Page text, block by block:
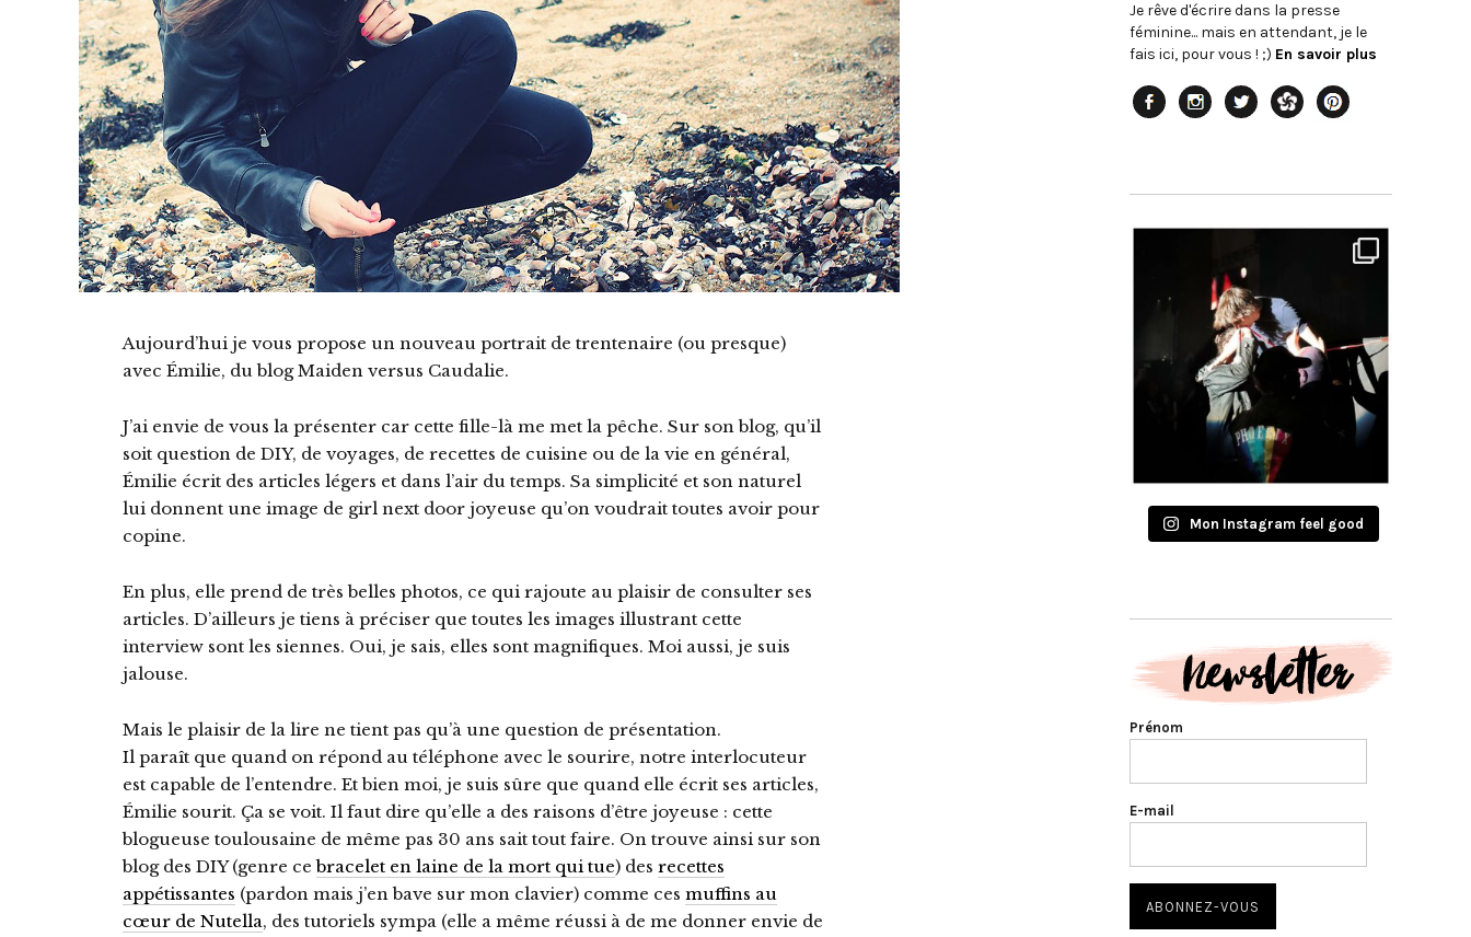
Aujourd’hui je vous propose un nouveau portrait de trentenaire (ou presque)
avec Émilie, du blog Maiden versus Caudalie.
J’ai envie de vous la présenter car cette fille-là me met la pêche. Sur son blog, qu’il
soit question de DIY, de voyages, de recettes de cuisine ou de la vie en général,
Émilie écrit des articles légers et dans l’air du temps. Sa simplicité et son naturel
lui donnent une image de girl next door joyeuse qu’on voudrait toutes avoir pour
copine.
En plus, elle prend de très belles photos, ce qui rajoute au plaisir de consulter ses
articles. D’ailleurs je tiens à préciser que toutes les images illustrant cette
interview sont les siennes. Oui, je sais, elles sont magnifiques. Moi aussi, je suis
jalouse.
Mais le plaisir de la lire ne tient pas qu’à une question de présentation.
Il paraît que quand on répond au téléphone avec le sourire, notre interlocuteur
est capable de l’entendre. Et bien moi, je suis sûre que quand elle écrit ses articles,
Émilie sourit. Ça se voit. Il faut dire qu’elle a des raisons d’être joyeuse : cette
blogueuse toulousaine de même pas 30 ans sait tout faire. On trouve ainsi sur son
blog des DIY (genre cebracelet en laine de la mort qui tue) des recettes
appétissantes (pardon mais j’en bave sur mon clavier) comme ces muffins au
cœur de Nutella, des tutoriels sympa (elle a même réussi à de me donner envie de
Je rêve d'écrire dans la presse
féminine... mais en attendant, je le
fais ici, pour vous ! ;) En savoir plus
Mon Instagram feel good
Prénom
E-mail